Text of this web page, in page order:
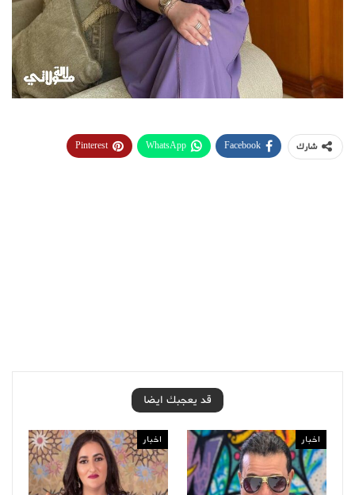
شارك Facebook
WhatsApp
Pinterest
قد يعجبك ايضا
اخبار اخبار